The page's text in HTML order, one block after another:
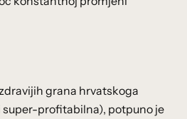
grana hrvatskoga
super-profitabilna), potpuno je